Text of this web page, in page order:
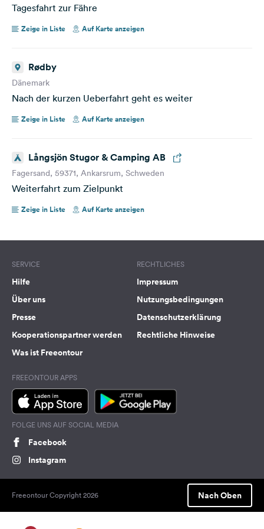
Die Strecke in der Karte zeigt an,dass wir ueber A2 und
A31 nach Rheine und dann auf die A30 Richtung
Osnabrück zur A1
Tagesfahrt zur Fähre
Zeige in Liste Auf Karte anzeigen
Rødby
Dänemark
Nach der kurzen Ueberfahrt geht es weiter
Zeige in Liste Auf Karte anzeigen
Långsjön Stugor & Camping AB
Fagersand, 59371, Ankarsrum, Schweden
Weiterfahrt zum Zielpunkt
Zeige in Liste Auf Karte anzeigen
SERVICE
Hilfe
Über uns
Presse
Kooperationspartner werden
Was ist Freeontour
RECHTLICHES
Impressum
Nutzungsbedingungen
Datenschutzerklärung
Rechtliche Hinweise
FREEONTOUR APPS
FOLGE UNS AUF SOCIAL MEDIA
Facebook
Instagram
Freeontour Copyright 2026 Nach Oben